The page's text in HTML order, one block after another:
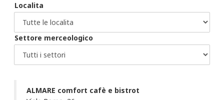
Localita
Settore merceologico
ALMARE comfort cafè e bistrot